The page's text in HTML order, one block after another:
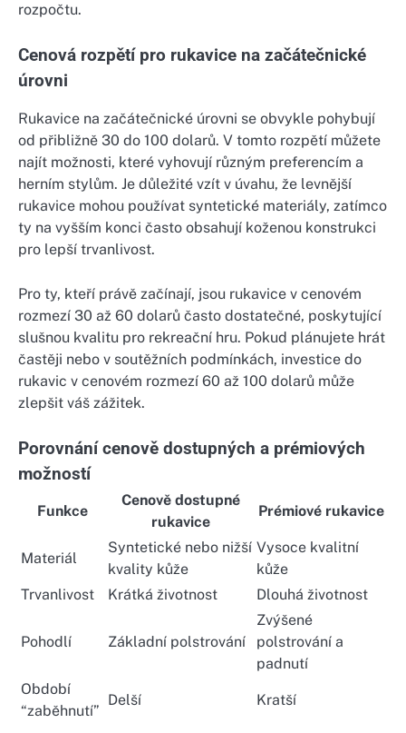
rozpočtu.
Cenová rozpětí pro rukavice na začátečnické
úrovni
Rukavice na začátečnické úrovni se obvykle pohybují
od přibližně 30 do 100 dolarů. V tomto rozpětí můžete
najít možnosti, které vyhovují různým preferencím a
herním stylům. Je důležité vzít v úvahu, že levnější
rukavice mohou používat syntetické materiály, zatímco
ty na vyšším konci často obsahují koženou konstrukci
pro lepší trvanlivost.
Pro ty, kteří právě začínají, jsou rukavice v cenovém
rozmezí 30 až 60 dolarů často dostatečné, poskytující
slušnou kvalitu pro rekreační hru. Pokud plánujete hrát
častěji nebo v soutěžních podmínkách, investice do
rukavic v cenovém rozmezí 60 až 100 dolarů může
zlepšit váš zážitek.
Porovnání cenově dostupných a prémiových
možností
Funkce
Cenově dostupné
rukavice
Prémiové rukavice
Materiál
Syntetické nebo nižší
kvality kůže
Vysoce kvalitní
kůže
Trvanlivost
Krátká životnost Dlouhá životnost
Pohodlí Základní polstrování
Zvýšené
polstrování a
padnutí
Období
“zaběhnutí”
Delší Kratší